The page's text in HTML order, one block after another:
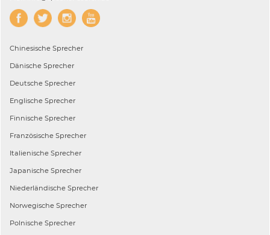
Chinesische Sprecher
Dänische Sprecher
Deutsche Sprecher
Englische Sprecher
Finnische Sprecher
Französische Sprecher
Italienische Sprecher
Japanische Sprecher
Niederländische Sprecher
Norwegische Sprecher
Polnische Sprecher